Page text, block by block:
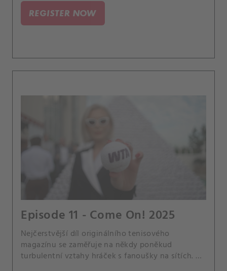
případy a uvádí je do souvislostí.
REGISTER NOW
Episode 11 - Come On! 2025
Nejčerstvější díl originálního tenisového
magazínu se zaměřuje na někdy poněkud
turbulentní vztahy hráček s fanoušky na sítích. A